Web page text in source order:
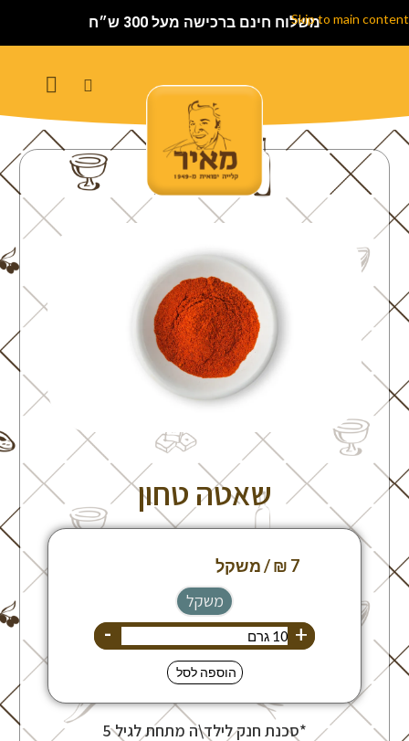
Skip to main contentמשלוח חינם ברכישה מעל 300 ש״ח
שאטה טחון
משקל
+
-
הוספה לסל
*סכנת חנק לילד\ה מתחת לגיל 5